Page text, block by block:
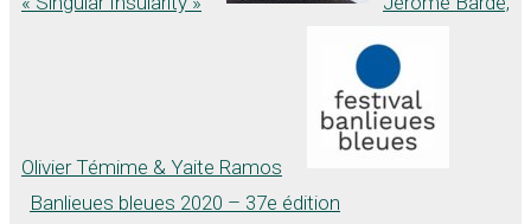
Olivier Témime & Yaite Ramos
Banlieues bleues 2020 – 37e édition